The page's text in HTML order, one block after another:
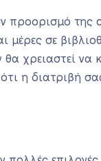
προορισμό της
μέρες σε
χρειαστεί να
η διατριβή